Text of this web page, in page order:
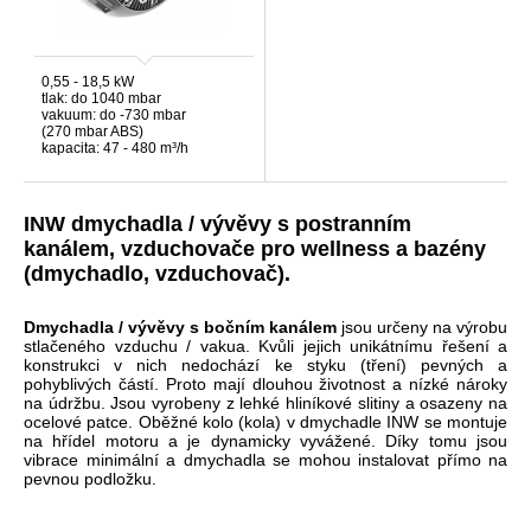
0,55 - 18,5 kW
tlak: do 1040 mbar
vakuum: do -730 mbar
(270 mbar ABS)
kapacita: 47 - 480 m³/h
INW dmychadla / vývěvy s postranním
kanálem, vzduchovače pro wellness a bazény
(dmychadlo, vzduchovač).
Dmychadla / vývěvy s bočním kanálem jsou určeny na výrobu
stlačeného vzduchu / vakua. Kvůli jejich unikátnímu řešení a
konstrukci v nich nedochází ke styku (tření) pevných a
pohyblivých částí. Proto mají dlouhou životnost a nízké nároky
na údržbu. Jsou vyrobeny z lehké hliníkové slitiny a osazeny na
ocelové patce. Oběžné kolo (kola) v dmychadle INW se montuje
na hřídel motoru a je dynamicky vyvážené. Díky tomu jsou
vibrace minimální a dmychadla se mohou instalovat přímo na
pevnou podložku.